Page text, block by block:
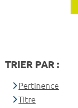
TRIER PAR :
Pertinence
Titre